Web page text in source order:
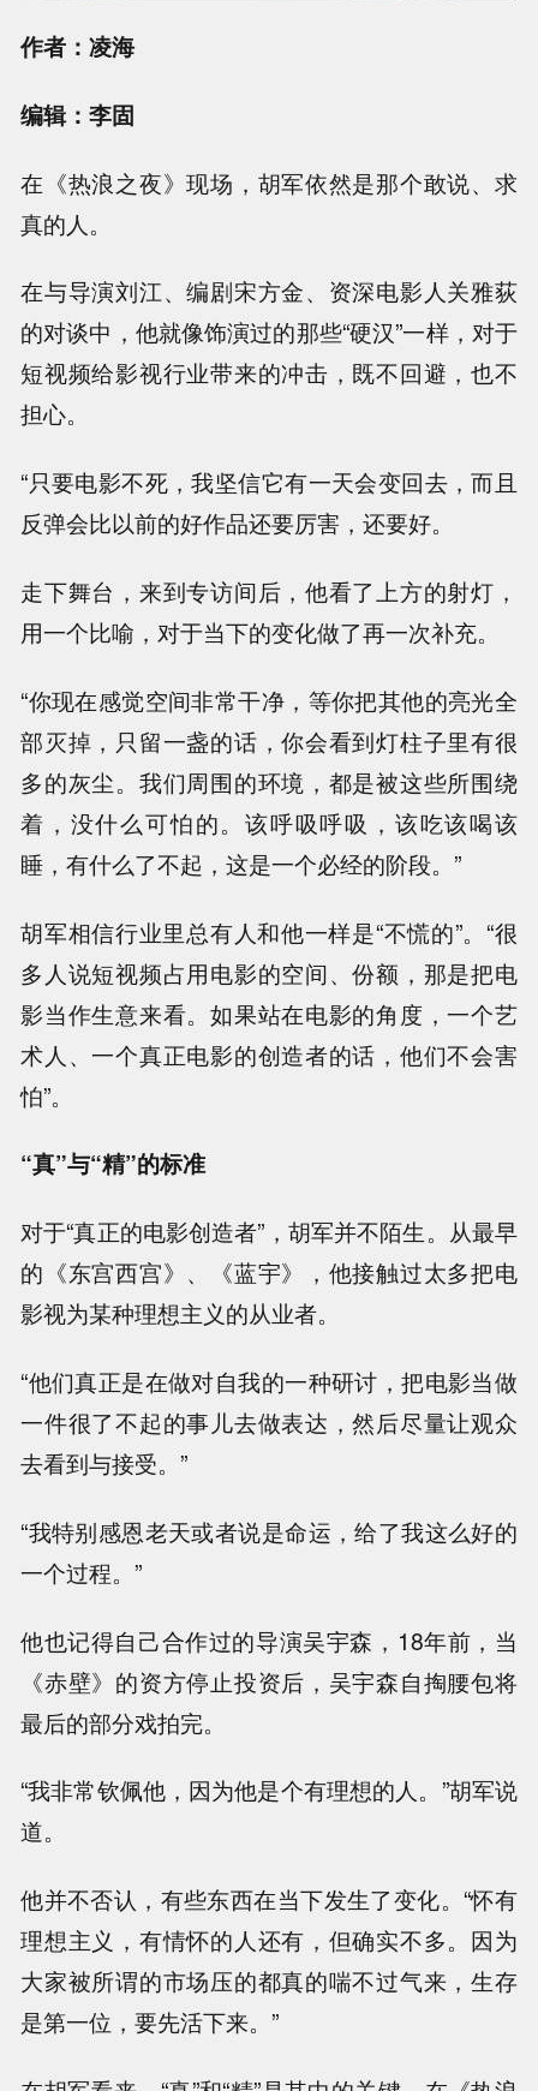
作者：凌海
编辑：李固
在《热浪之夜》现场，胡军依然是那个敢说、求
真的人。
在与导演刘江、编剧宋方金、资深电影人关雅荻
的对谈中，他就像饰演过的那些“硬汉”一样，对于
短视频给影视行业带来的冲击，既不回避，也不
担心。
“只要电影不死，我坚信它有一天会变回去，而且
反弹会比以前的好作品还要厉害，还要好。
走下舞台，来到专访间后，他看了上方的射灯，
用一个比喻，对于当下的变化做了再一次补充。
“你现在感觉空间非常干净，等你把其他的亮光全
部灭掉，只留一盏的话，你会看到灯柱子里有很
多的灰尘。我们周围的环境，都是被这些所围绕
着，没什么可怕的。该呼吸呼吸，该吃该喝该
睡，有什么了不起，这是一个必经的阶段。”
胡军相信行业里总有人和他一样是“不慌的”。“很
多人说短视频占用电影的空间、份额，那是把电
影当作生意来看。如果站在电影的角度，一个艺
术人、一个真正电影的创造者的话，他们不会害
怕”。
“真”与“精”的标准
对于“真正的电影创造者”，胡军并不陌生。从最早
的《东宫西宫》、《蓝宇》，他接触过太多把电
影视为某种理想主义的从业者。
“他们真正是在做对自我的一种研讨，把电影当做
一件很了不起的事儿去做表达，然后尽量让观众
去看到与接受。”
“我特别感恩老天或者说是命运，给了我这么好的
一个过程。”
他也记得自己合作过的导演吴宇森，18年前，当
《赤壁》的资方停止投资后，吴宇森自掏腰包将
最后的部分戏拍完。
“我非常钦佩他，因为他是个有理想的人。”胡军说
道。
他并不否认，有些东西在当下发生了变化。“怀有
理想主义，有情怀的人还有，但确实不多。因为
大家被所谓的市场压的都真的喘不过气来，生存
是第一位，要先活下来。”